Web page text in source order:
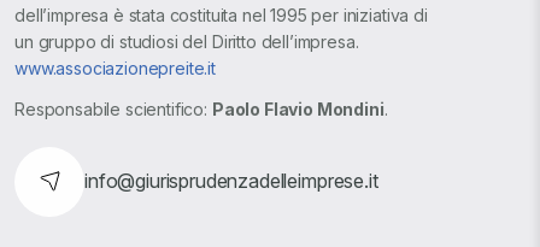
dell’impresa è stata costituita nel 1995 per iniziativa di
un gruppo di studiosi del Diritto dell’impresa.
www.associazionepreite.it
Responsabile scientifico: Paolo Flavio Mondini.
info@giurisprudenzadelleimprese.it